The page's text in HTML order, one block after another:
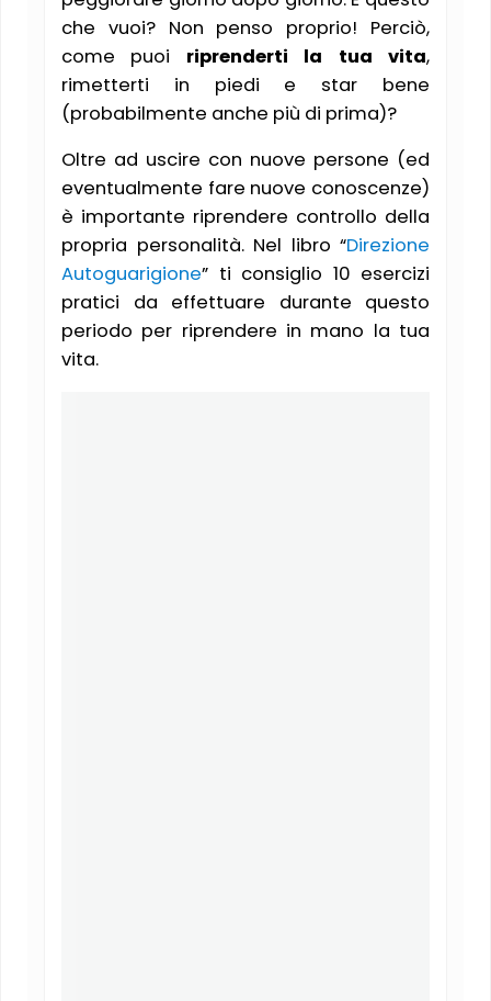
che vuoi? Non penso proprio! Perciò,
come puoi riprenderti la tua vita,
rimetterti in piedi e star bene
(probabilmente anche più di prima)?
Oltre ad uscire con nuove persone (ed
eventualmente fare nuove conoscenze)
è importante riprendere controllo della
propria personalità. Nel libro “Direzione
Autoguarigione” ti consiglio 10 esercizi
pratici da effettuare durante questo
periodo per riprendere in mano la tua
vita.